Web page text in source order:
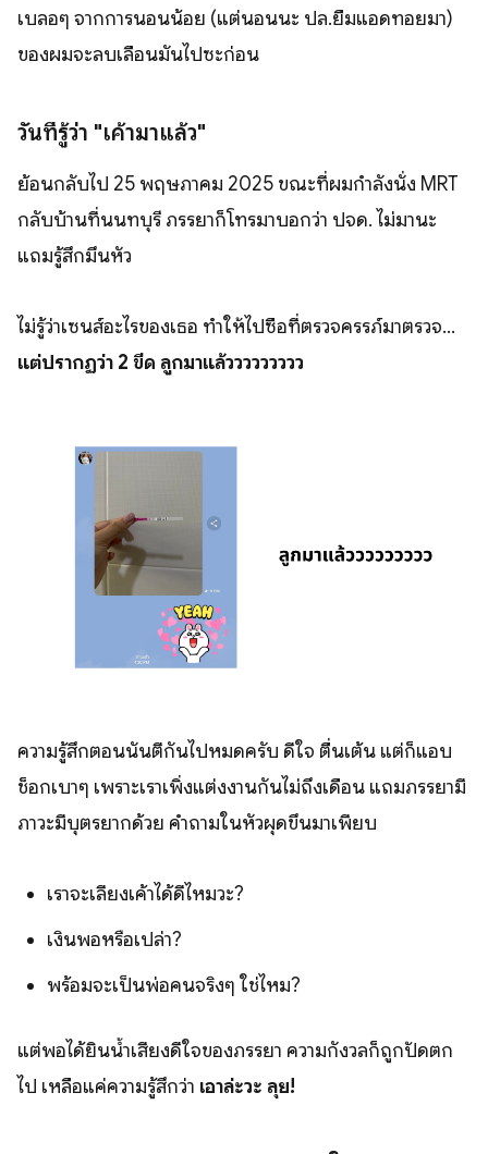
เบลอๆ จากการนอนน้อย (แต่นอนนะ ปล.ยืมแอดทอยมา)
ของผมจะลบเลือนมันไปซะก่อน
วันที่รู้ว่า "เค้ามาแล้ว"
ย้อนกลับไป 25 พฤษภาคม 2025 ขณะที่ผมกำลังนั่ง MRT
กลับบ้านที่นนทบุรี ภรรยาก็โทรมาบอกว่า ปจด. ไม่มานะ
แถมรู้สึกมึนหัว
ไม่รู้ว่าเซนส์อะไรของเธอ ทำให้ไปซื้อที่ตรวจครรภ์มาตรวจ...
แต่ปรากฏว่า 2 ขีด ลูกมาแล้ววววววววว
ความรู้สึกตอนนั้นตีกันไปหมดครับ ดีใจ ตื่นเต้น แต่ก็แอบ
ช็อกเบาๆ เพราะเราเพิ่งแต่งงานกันไม่ถึงเดือน แถมภรรยามี
ภาวะมีบุตรยากด้วย คำถามในหัวผุดขึ้นมาเพียบ
เราจะเลี้ยงเค้าได้ดีไหมวะ?
เงินพอหรือเปล่า?
พร้อมจะเป็นพ่อคนจริงๆ ใช่ไหม?
แต่พอได้ยินน้ำเสียงดีใจของภรรยา ความกังวลก็ถูกปัดตก
ไป เหลือแค่ความรู้สึกว่า เอาล่ะวะ ลุย!